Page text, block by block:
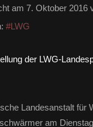
am 7. Oktober 2016
#LWG
Landesanstalt für
am